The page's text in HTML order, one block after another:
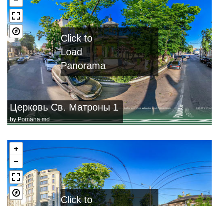
Церковь Св. Матроны 1
byPomana.md
Click to
Load
Panorama
Click to